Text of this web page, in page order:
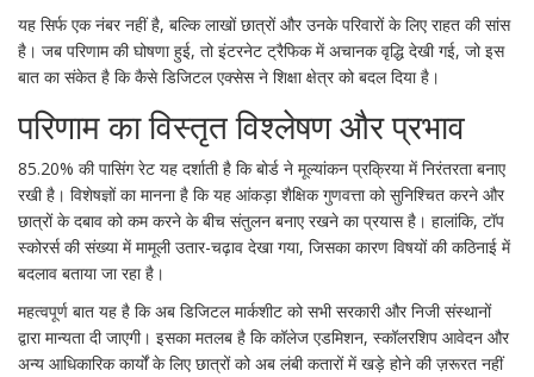
यह सिर्फ एक नंबर नहीं है, बल्कि लाखों छात्रों और उनके परिवारों के लिए राहत की सांस
है। जब परिणाम की घोषणा हुई, तो इंटरनेट ट्रैफिक में अचानक वृद्धि देखी गई, जो इस
बात का संकेत है कि कैसे डिजिटल एक्सेस ने शिक्षा क्षेत्र को बदल दिया है।
परिणाम का विस्तृत विश्लेषण और प्रभाव
85.20% की पासिंग रेट यह दर्शाती है कि बोर्ड ने मूल्यांकन प्रक्रिया में निरंतरता बनाए
रखी है। विशेषज्ञों का मानना है कि यह आंकड़ा शैक्षिक गुणवत्ता को सुनिश्चित करने और
छात्रों के दबाव को कम करने के बीच संतुलन बनाए रखने का प्रयास है। हालांकि, टॉप
स्कोरर्स की संख्या में मामूली उतार-चढ़ाव देखा गया, जिसका कारण विषयों की कठिनाई में
बदलाव बताया जा रहा है।
महत्वपूर्ण बात यह है कि अब डिजिटल मार्कशीट को सभी सरकारी और निजी संस्थानों
द्वारा मान्यता दी जाएगी। इसका मतलब है कि कॉलेज एडमिशन, स्कॉलरशिप आवेदन और
अन्य आधिकारिक कार्यों के लिए छात्रों को अब लंबी कतारों में खड़े होने की ज़रूरत नहीं